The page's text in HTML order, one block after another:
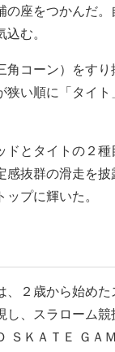
座をつかんだ
む。
コーン）をすり
い順に「タイ
とタイトの２種
抜群の滑走を披
プに輝いた。
２歳から始めた
、スラローム
ＳＫＡＴＥ ＧＡ